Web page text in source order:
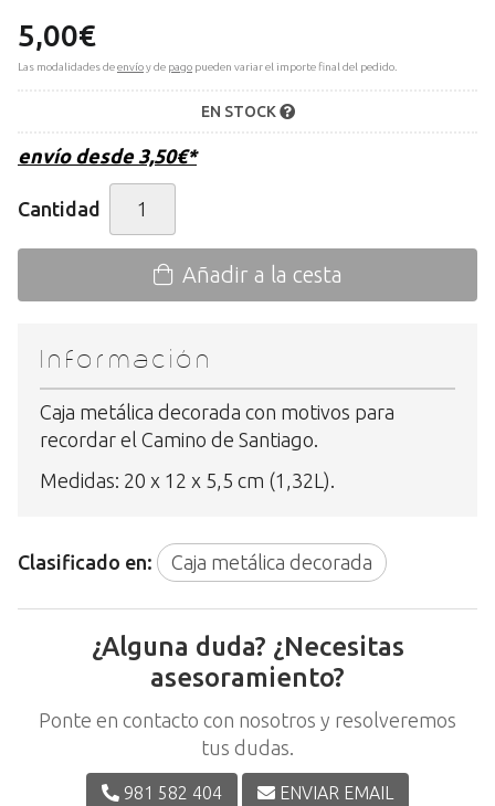
5,00€
Las modalidades deenvíoy de pago pueden variar el importe final del pedido.
EN STOCK
envío desde 3,50€*
Cantidad
Añadir a la cesta
Información
Caja metálica decorada con motivos para
recordar el Camino de Santiago.
Medidas: 20 x 12 x 5,5 cm (1,32L).
Clasificado en: Caja metálica decorada
¿Alguna duda? ¿Necesitas
asesoramiento?
Ponte en contacto con nosotros y resolveremos
tus dudas.
981 582 404 ENVIAR EMAIL